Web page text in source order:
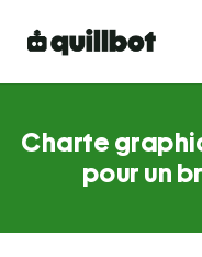
Charte
pour un